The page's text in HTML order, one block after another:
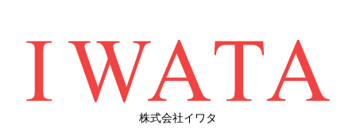
株式会社イワタ